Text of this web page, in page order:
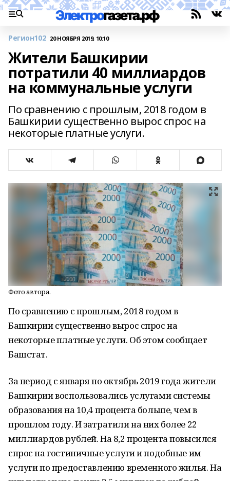
Регион102 20 НОЯБРЯ 2019, 10:10
Жители Башкирии
потратили 40 миллиардов
на коммунальные услуги
По сравнению с прошлым, 2018 годом в
Башкирии существенно вырос спрос на
некоторые платные услуги.
Фото автора.
По сравнению с прошлым, 2018 годом в
Башкирии существенно вырос спрос на
некоторые платные услуги. Об этом сообщает
Башстат.
За период с января по октябрь 2019 года жители
Башкирии воспользовались услугами системы
образования на 10,4 процента больше, чем в
прошлом году. И затратили на них более 22
миллиардов рублей. На 8,2 процента повысился
спрос на гостиничные услуги и подобные им
услуги по предоставлению временного жилья. На